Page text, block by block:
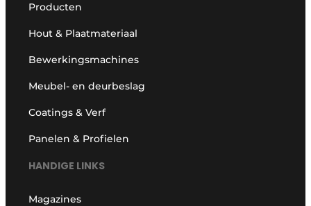
Producten
Hout & Plaatmateriaal
Bewerkingsmachines
Meubel- en deurbeslag
Coatings & Verf
Panelen & Profielen
HANDIGE LINKS
Magazines